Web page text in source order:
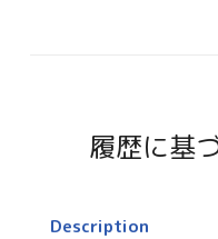
履歴に基
Description